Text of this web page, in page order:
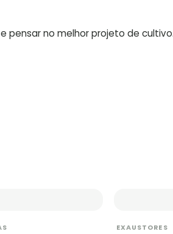
pensar no melhor projeto de cultivo.
EXAUSTORES